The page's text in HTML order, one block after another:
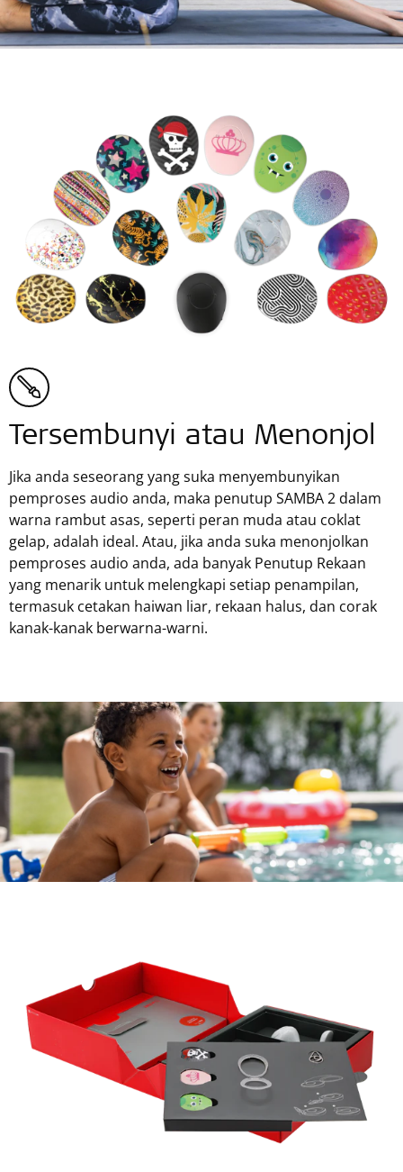
Tersembunyi atau Menonjol
Jika anda seseorang yang suka menyembunyikan
pemproses audio anda, maka penutup SAMBA 2 dalam
warna rambut asas, seperti peran muda atau coklat
gelap, adalah ideal. Atau, jika anda suka menonjolkan
pemproses audio anda, ada banyak Penutup Rekaan
yang menarik untuk melengkapi setiap penampilan,
termasuk cetakan haiwan liar, rekaan halus, dan corak
kanak-kanak berwarna-warni.